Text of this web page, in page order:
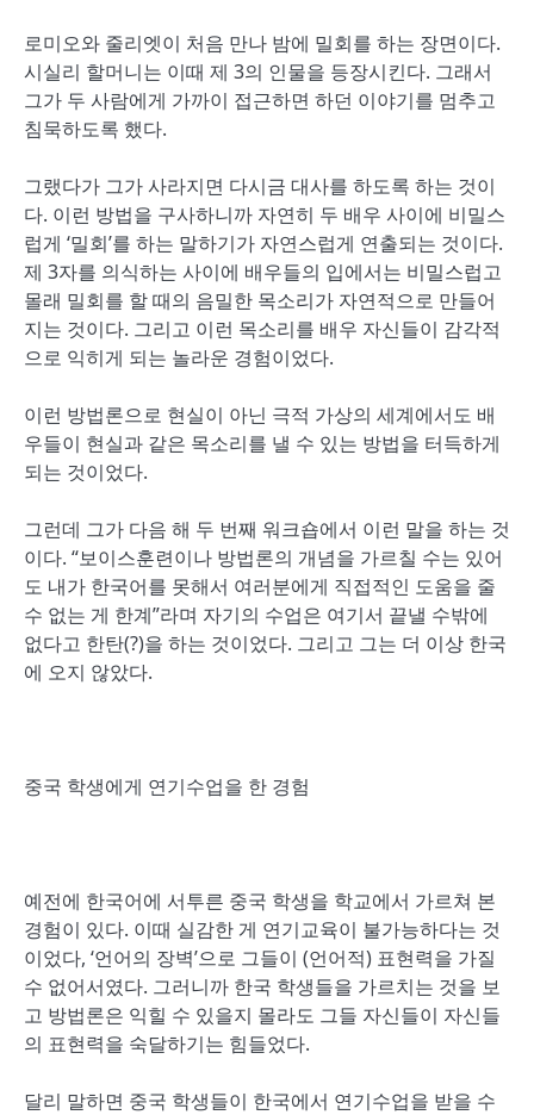
로미오와 줄리엣이 처음 만나 밤에 밀회를 하는 장면이다.
시실리 할머니는 이때 제 3의 인물을 등장시킨다. 그래서
그가 두 사람에게 가까이 접근하면 하던 이야기를 멈추고
침묵하도록 했다.
그랬다가 그가 사라지면 다시금 대사를 하도록 하는 것이
다. 이런 방법을 구사하니까 자연히 두 배우 사이에 비밀스
럽게 ‘밀회’를 하는 말하기가 자연스럽게 연출되는 것이다.
제 3자를 의식하는 사이에 배우들의 입에서는 비밀스럽고
몰래 밀회를 할 때의 음밀한 목소리가 자연적으로 만들어
지는 것이다. 그리고 이런 목소리를 배우 자신들이 감각적
으로 익히게 되는 놀라운 경험이었다.
이런 방법론으로 현실이 아닌 극적 가상의 세계에서도 배
우들이 현실과 같은 목소리를 낼 수 있는 방법을 터득하게
되는 것이었다.
그런데 그가 다음 해 두 번째 워크숍에서 이런 말을 하는 것
이다. “보이스훈련이나 방법론의 개념을 가르칠 수는 있어
도 내가 한국어를 못해서 여러분에게 직접적인 도움을 줄
수 없는 게 한계”라며 자기의 수업은 여기서 끝낼 수밖에
없다고 한탄(?)을 하는 것이었다. 그리고 그는 더 이상 한국
에 오지 않았다.
중국 학생에게 연기수업을 한 경험
예전에 한국어에 서투른 중국 학생을 학교에서 가르쳐 본
경험이 있다. 이때 실감한 게 연기교육이 불가능하다는 것
이었다, ‘언어의 장벽’으로 그들이 (언어적) 표현력을 가질
수 없어서였다. 그러니까 한국 학생들을 가르치는 것을 보
고 방법론은 익힐 수 있을지 몰라도 그들 자신들이 자신들
의 표현력을 숙달하기는 힘들었다.
달리 말하면 중국 학생들이 한국에서 연기수업을 받을 수